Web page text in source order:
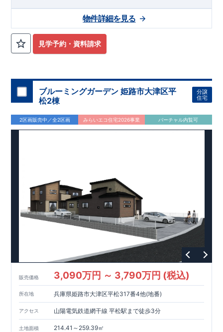
見学予約・資料請求
物件詳細を見る
ブルーミングガーデン 姫路市大津区平
松2棟
分譲
住宅
2区画販売中／全2区画 みらいエコ住宅2026事業 バーチャル内覧可
販売価格 3,090万円 ～ 3,790万円 (税込)
所在地 兵庫県姫路市大津区平松317番4他(地番)
アクセス 山陽電気鉄道網干線 平松駅まで徒歩3分
土地面積 214.41～259.39㎡